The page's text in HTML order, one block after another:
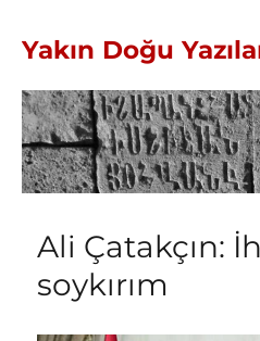
Yakın Doğu
Ali Çatakçın:
soykırım